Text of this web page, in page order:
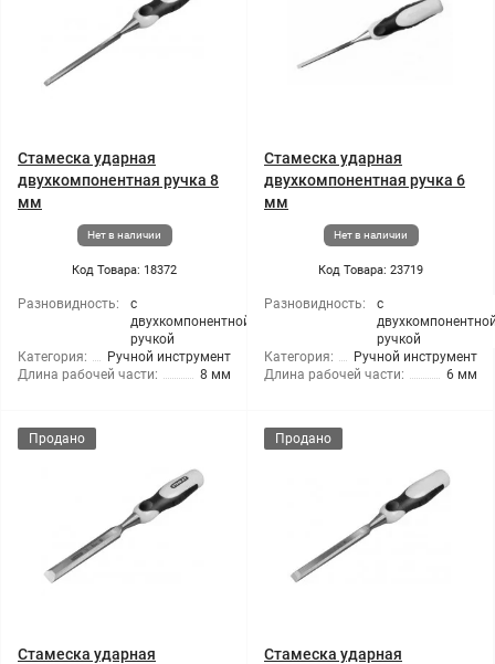
Стамеска ударная
двухкомпонентная ручка 8
мм
Нет в наличии
Код Товара: 18372
Разновидность:
с
двухкомпонентной
ручкой
Категория:
Ручной инструмент
Длина рабочей части:
8 мм
Стамеска ударная
двухкомпонентная ручка 6
мм
Нет в наличии
Код Товара: 23719
Разновидность:
с
ручкой
Категория:
Ручной инструмент
Длина рабочей части:
6 мм
Продано
Стамеска ударная
Продано
Стамеска ударная